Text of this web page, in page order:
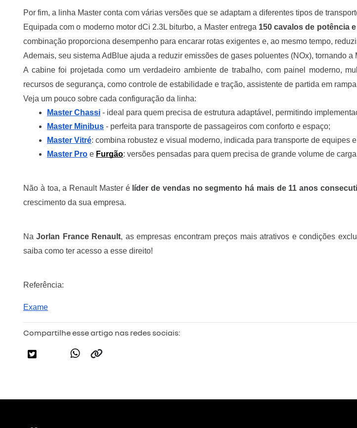
Por fim, a linha Master conta com várias versões que se adaptam a diferentes tipos de
Equipada com o moderno motor dCi 2.3L biturbo, a Master entrega 150 cavalos de potência
combinação proporciona desempenho para encarar rotas exigentes e, ao mesmo tempo,
Ademais, seu sistema AdBlue ajuda a reduzir emissões de gases poluentes (NOx), tornando
A cabine foi projetada como um verdadeiro ambiente de trabalho, com painel moderno,
recursos de segurança, como controle de estabilidade e tração, assistente de partida em
Veja um pouco sobre cada configuração da linha:
Master Chassi - ideal para quem precisa de estrutura adaptável, permitindo
Master Minibus - perfeita para transporte de passageiros com conforto e espaço;
Master Vitré: combina robustez e visual moderno, indicada para transporte de equipes
Master Pro e Furgão: versões pensadas para quem precisa de grande volume de
Não à toa, a Renault Master é líder de vendas no segmento há mais de 11 anos
crescimento da sua empresa.
NaJorlan France Renault, as empresas encontram preços mais atrativos e condições
saiba como ter acesso a esse direito!
Referência:
Exame
Compartilhe esse artigo nas redes sociais: